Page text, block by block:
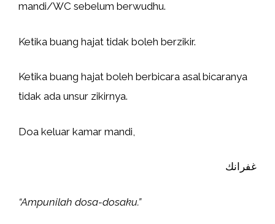
mandi/WC sebelum berwudhu.
Ketika buang hajat tidak boleh berzikir.
Ketika buang hajat boleh berbicara asal bicaranya
tidak ada unsur zikirnya.
Doa keluar kamar mandi,
غفرانك
“Ampunilah dosa-dosaku.”